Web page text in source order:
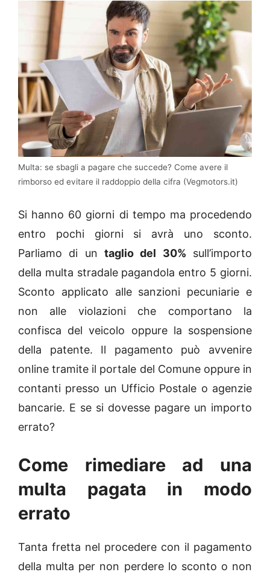
Multa: se sbagli a pagare che succede? Come avere il
rimborso ed evitare il raddoppio della cifra (Vegmotors.it)
Si hanno 60 giorni di tempo ma procedendo
entro pochi giorni si avrà uno sconto.
Parliamo di un taglio del 30% sull’importo
della multa stradale pagandola entro 5 giorni.
Sconto applicato alle sanzioni pecuniarie e
non alle violazioni che comportano la
confisca del veicolo oppure la sospensione
della patente. Il pagamento può avvenire
online tramite il portale del Comune oppure in
contanti presso un Ufficio Postale o agenzie
bancarie. E se si dovesse pagare un importo
errato?
Come rimediare ad una
multa pagata in modo
errato
Tanta fretta nel procedere con il pagamento
della multa per non perdere lo sconto o non